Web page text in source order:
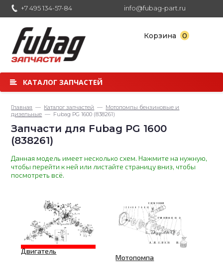
+7 495 134-57-84 info@fubag-part.ru
Корзина0
КАТАЛОГ ЗАПЧАСТЕЙ
Главная — Каталог запчастей — Мотопомпы бензиновые и
дизельные — Fubag PG 1600 (838261)
Запчасти для Fubag PG 1600
(838261)
Данная модель имеет несколько схем. Нажмите на нужную,
чтобы перейти к ней или листайте страницу вниз, чтобы
посмотреть всё.
Двигатель
Мотопомпа